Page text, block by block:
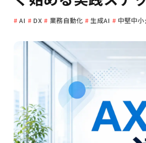
AI DX 業務自動化 生成AI 中堅中